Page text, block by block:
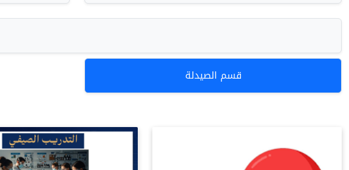
قسم الصيدلة